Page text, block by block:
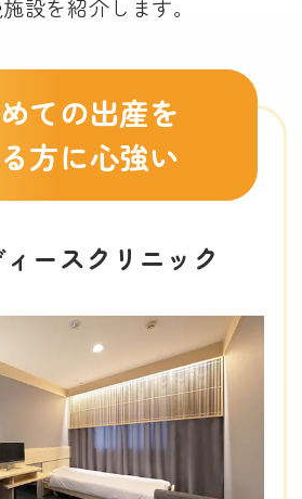
設を紹介します。
ての出産を
方に心強い
ースクリニック